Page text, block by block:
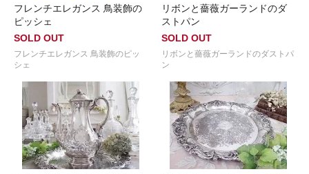
フレンチエレガンス 鳥装飾の
ピッシェ
SOLD OUT
フレンチエレガンス 鳥装飾のピッ
シェ
リボンと薔薇ガーランドのダ
ストパン
SOLD OUT
リボンと薔薇ガーランドのダストパ
ン